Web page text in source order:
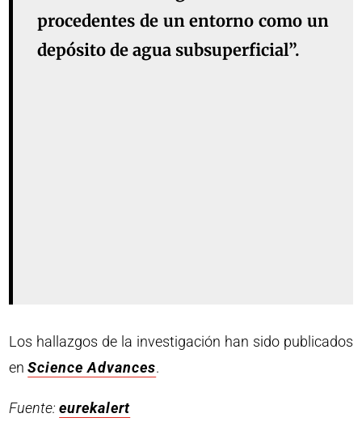
procedentes de un entorno como un
depósito de agua subsuperficial”.
Los hallazgos de la investigación han sido publicados
enScience Advances.
Fuente:eurekalert